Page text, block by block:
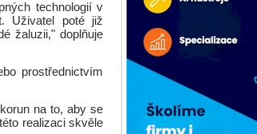
technologií v
Uživatel poté již
žaluzii," doplňuje
prostřednictvím
na to, aby se
realizaci skvěle